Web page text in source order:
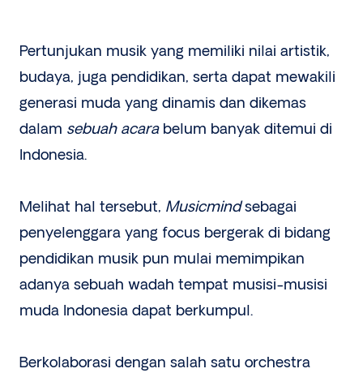
Pertunjukan musik yang memiliki nilai artistik,
budaya, juga pendidikan, serta dapat mewakili
generasi muda yang dinamis dan dikemas
dalam sebuah acara belum banyak ditemui di
Indonesia.
Melihat hal tersebut, Musicmindsebagai
penyelenggara yang focus bergerak di bidang
pendidikan musik pun mulai memimpikan
adanya sebuah wadah tempat musisi-musisi
muda Indonesia dapat berkumpul.
Berkolaborasi dengan salah satu orchestra